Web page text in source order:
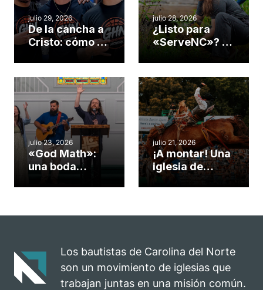
julio 29, 2026
De la cancha a
Cristo: cómo el
gimnasio de
Cary se
convirtió en un
insólito campo
misionero te
cuento
julio 28, 2026
¿Listo para
«ServeNC»? 4
obra de Dios
durante la
Semana
ServeNC
julio 23, 2026
«God Math»:
una boda
celebra el
julio 21, 2026
¡A montar! Una
iglesia de
rodeo anual en
para el
ministerio
Los bautistas de Carolina del Norte
son un movimiento de iglesias que
trabajan juntas en una misión común.